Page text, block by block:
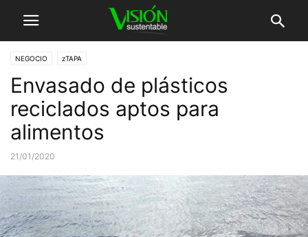
NEGOCIO zTAPA
Envasado de plásticos
reciclados aptos para
alimentos
21/01/2020